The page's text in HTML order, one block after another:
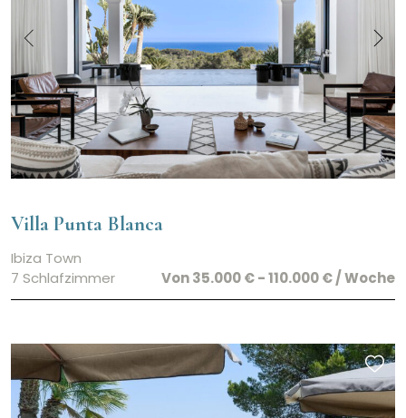
Villa Punta Blanca
Ibiza Town
7 Schlafzimmer
Von 35.000 € - 110.000 € / Woche